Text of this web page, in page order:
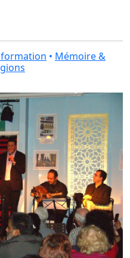
• Mémoire &